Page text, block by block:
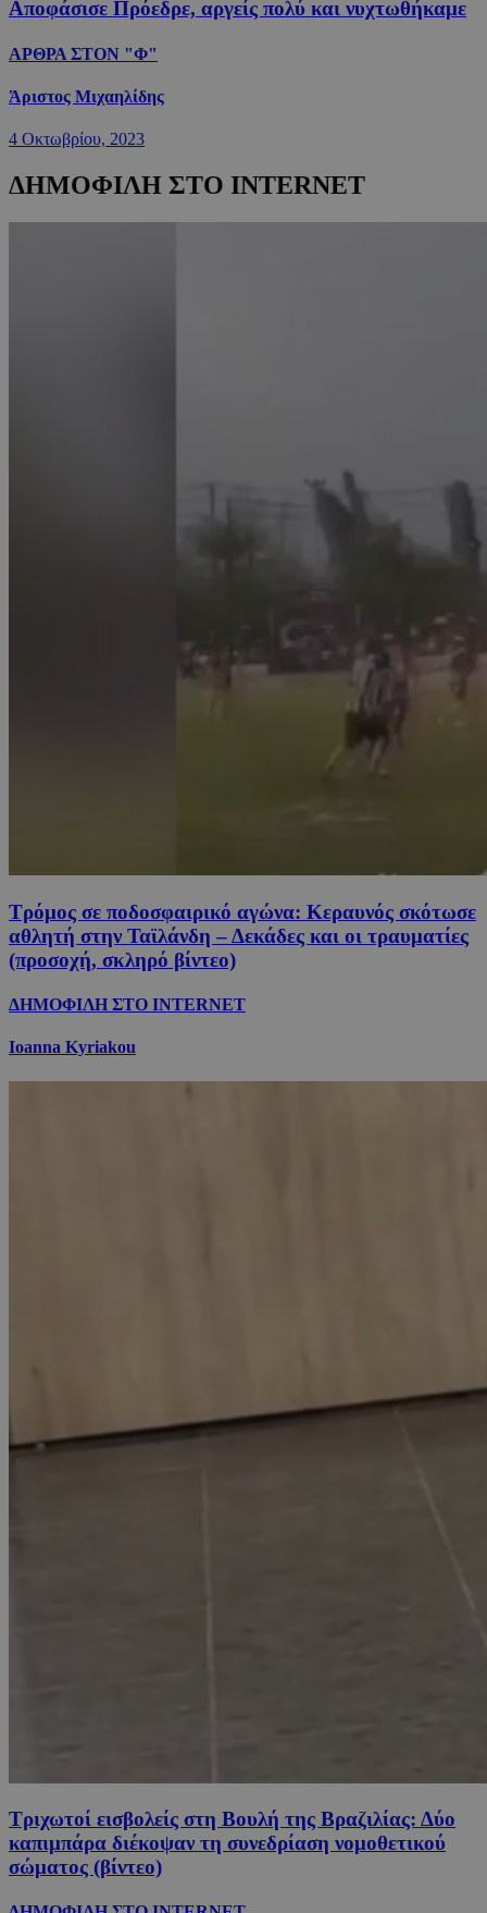
Αποφάσισε Πρόεδρε, αργείς πολύ και νυχτωθήκαμε
ΑΡΘΡΑ ΣΤΟΝ "Φ"
Άριστος Μιχαηλίδης
4 Οκτωβρίου, 2023
ΔΗΜΟΦΙΛΗ ΣΤΟ INTERNET
Τρόμος σε ποδοσφαιρικό αγώνα: Κεραυνός σκότωσε
αθλητή στην Ταϊλάνδη – Δεκάδες και οι τραυματίες
(προσοχή, σκληρό βίντεο)
ΔΗΜΟΦΙΛΗ ΣΤΟ INTERNET
Ioanna Kyriakou
Τριχωτοί εισβολείς στη Βουλή της Βραζιλίας: Δύο
καπιμπάρα διέκοψαν τη συνεδρίαση νομοθετικού
σώματος (βίντεο)